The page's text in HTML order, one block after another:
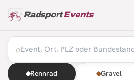
RadsportEvents
⌕
Rennrad Gravel